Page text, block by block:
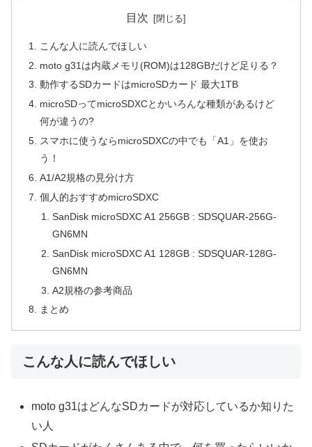
目次
こんな人に読んでほしい
moto g31は内蔵メモリ(ROM)は128GBだけど足りる？
動作するSDカードはmicroSDカード 最大1TB
microSDってmicroSDXCとかいろんな種類があるけど
何が違うの?
スマホに使うならmicroSDXCの中でも「A1」を使お
う！
A1/A2規格の見分け方
個人的おすすめmicroSDXC
SanDisk microSDXC A1 256GB : SDSQUAR-256G-
GN6MN
SanDisk microSDXC A1 128GB : SDSQUAR-128G-
GN6MN
A2規格の参考商品
まとめ
こんな人に読んでほしい
moto g31はどんなSDカードが対応しているか知りた
い人